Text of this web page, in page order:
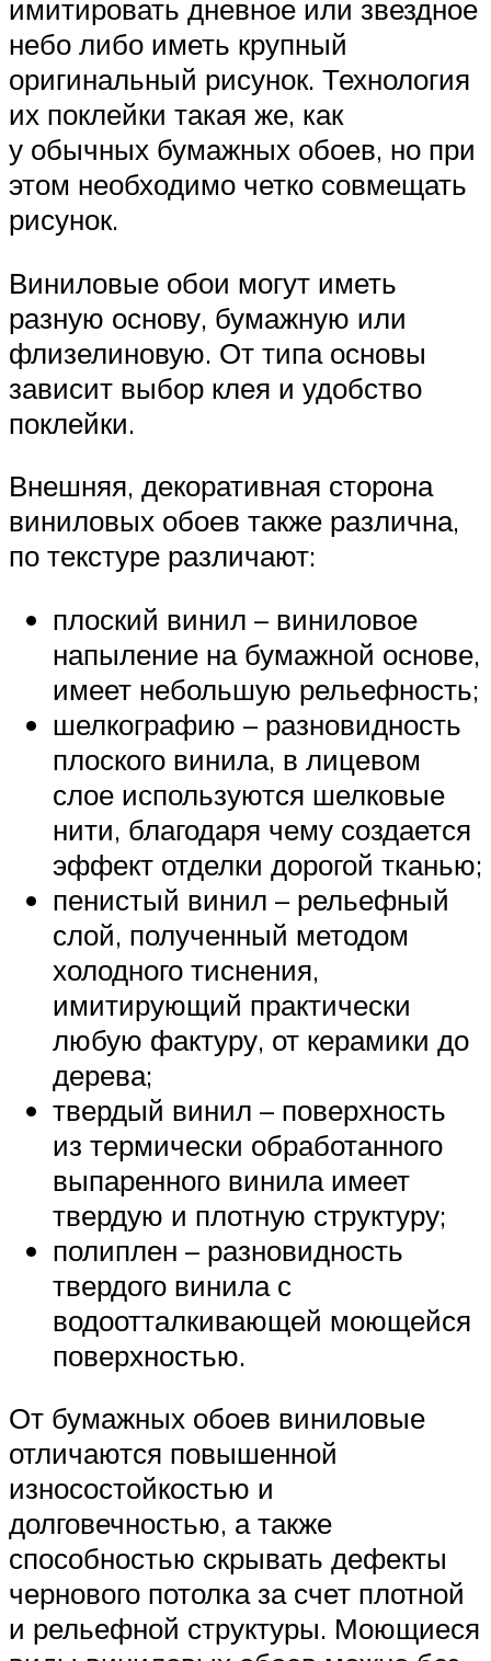
имитировать дневное или звездное
небо либо иметь крупный
оригинальный рисунок. Технология
их поклейки такая же, как
у обычных бумажных обоев, но при
этом необходимо четко совмещать
рисунок.
Виниловые обои могут иметь
разную основу, бумажную или
флизелиновую. От типа основы
зависит выбор клея и удобство
поклейки.
Внешняя, декоративная сторона
виниловых обоев также различна,
по текстуре различают:
плоский винил – виниловое
напыление на бумажной основе,
имеет небольшую рельефность;
шелкографию – разновидность
плоского винила, в лицевом
слое используются шелковые
нити, благодаря чему создается
эффект отделки дорогой тканью;
пенистый винил – рельефный
слой, полученный методом
холодного тиснения,
имитирующий практически
любую фактуру, от керамики до
дерева;
твердый винил – поверхность
из термически обработанного
выпаренного винила имеет
твердую и плотную структуру;
полиплен – разновидность
твердого винила с
водоотталкивающей моющейся
поверхностью.
От бумажных обоев виниловые
отличаются повышенной
износостойкостью и
долговечностью, а также
способностью скрывать дефекты
чернового потолка за счет плотной
и рельефной структуры. Моющиеся